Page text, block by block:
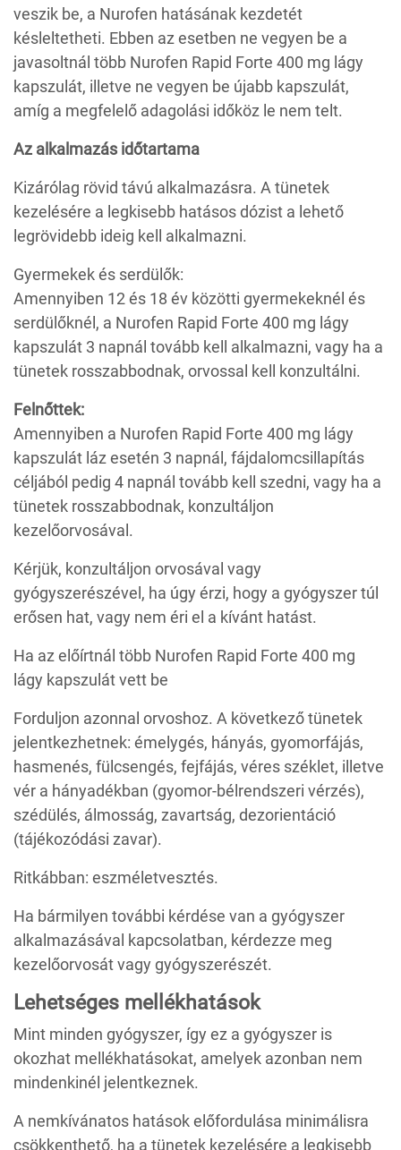
veszik be, a Nurofen hatásának kezdetét
késleltetheti. Ebben az esetben ne vegyen be a
javasoltnál több Nurofen Rapid Forte 400 mg lágy
kapszulát, illetve ne vegyen be újabb kapszulát,
amíg a megfelelő adagolási időköz le nem telt.
Az alkalmazás időtartama
Kizárólag rövid távú alkalmazásra. A tünetek
kezelésére a legkisebb hatásos dózist a lehető
legrövidebb ideig kell alkalmazni.
Gyermekek és serdülők:
Amennyiben 12 és 18 év közötti gyermekeknél és
serdülőknél, a Nurofen Rapid Forte 400 mg lágy
kapszulát 3 napnál tovább kell alkalmazni, vagy ha a
tünetek rosszabbodnak, orvossal kell konzultálni.
Felnőttek:
Amennyiben a Nurofen Rapid Forte 400 mg lágy
kapszulát láz esetén 3 napnál, fájdalomcsillapítás
céljából pedig 4 napnál tovább kell szedni, vagy ha a
tünetek rosszabbodnak, konzultáljon
kezelőorvosával.
Kérjük, konzultáljon orvosával vagy
gyógyszerészével, ha úgy érzi, hogy a gyógyszer túl
erősen hat, vagy nem éri el a kívánt hatást.
Ha az előírtnál több Nurofen Rapid Forte 400 mg
lágy kapszulát vett be
Forduljon azonnal orvoshoz. A következő tünetek
jelentkezhetnek: émelygés, hányás, gyomorfájás,
hasmenés, fülcsengés, fejfájás, véres széklet, illetve
vér a hányadékban (gyomor-bélrendszeri vérzés),
szédülés, álmosság, zavartság, dezorientáció
(tájékozódási zavar).
Ritkábban: eszméletvesztés.
Ha bármilyen további kérdése van a gyógyszer
alkalmazásával kapcsolatban, kérdezze meg
kezelőorvosát vagy gyógyszerészét.
Lehetséges mellékhatások
Mint minden gyógyszer, így ez a gyógyszer is
okozhat mellékhatásokat, amelyek azonban nem
mindenkinél jelentkeznek.
A nemkívánatos hatások előfordulása minimálisra
csökkenthető, ha a tünetek kezelésére a legkisebb